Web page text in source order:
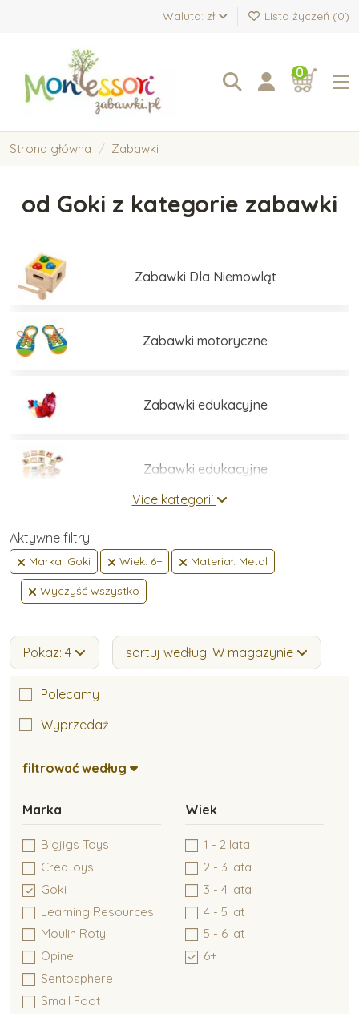
Waluta: zł Lista życzeń (0)
0
Strona główna Zabawki
od Goki z kategorie zabawki
Zabawki Dla Niemowląt
Zabawki motoryczne
Zabawki edukacyjne
Zabawki edukacyjne
Umiejętności praktyczne
Zabawki dla niemowlaków
Zabawki do 6 miesiąca
Více kategorií
Aktywne filtry
Marka: Goki Wiek: 6+ Materiał: Metal
Wyczyść wszystko
Pokaz: 4 sortuj według: W magazynie
filtrować według
Polecamy
Wyprzedaż
Marka
Bigjigs Toys
CreaToys
Goki
Learning Resources
Moulin Roty
Opinel
Sentosphere
Small Foot
Wiek
1 - 2 lata
2 - 3 lata
3 - 4 lata
4 - 5 lat
5 - 6 lat
6+